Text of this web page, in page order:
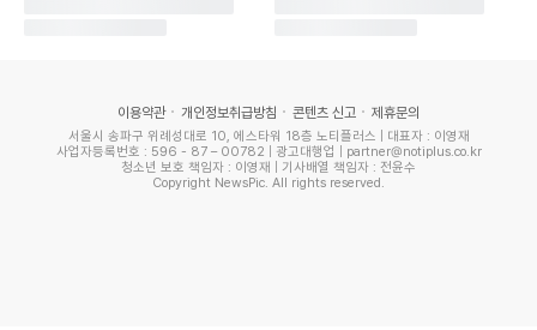
이용약관 개인정보취급방침 콘텐츠 신고 제휴문의
서울시 송파구 위례성대로 10, 에스타워 18층 노티플러스 | 대표자 : 이영재
사업자등록번호 : 596 - 87 – 00782 | 광고대행업 | partner@notiplus.co.kr
청소년 보호 책임자 : 이영재 | 기사배열 책임자 : 전윤수
Copyright NewsPic. All rights reserved.